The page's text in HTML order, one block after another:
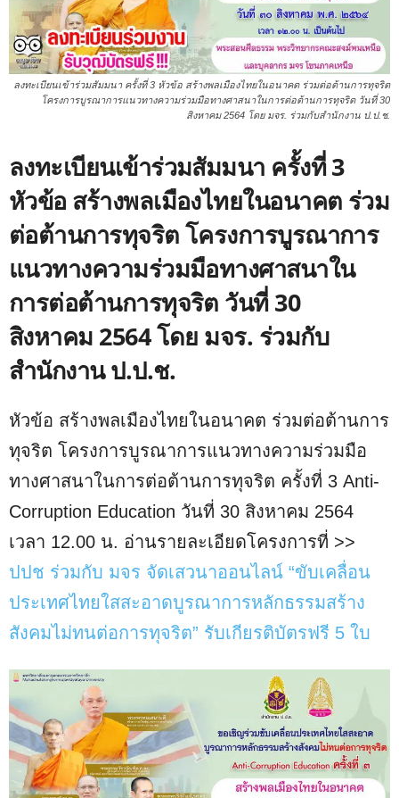
ลงทะเบียนเข้าร่วมสัมมนา ครั้งที่ 3 หัวข้อ สร้างพลเมืองไทยในอนาคต ร่วมต่อต้านการทุจริต
โครงการบูรณาการแนวทางความร่วมมือทางศาสนาในการต่อต้านการทุจริต วันที่ 30
สิงหาคม 2564 โดย มจร. ร่วมกับสำนักงาน ป.ป.ช.
ลงทะเบียนเข้าร่วมสัมมนา ครั้งที่ 3
หัวข้อ สร้างพลเมืองไทยในอนาคต ร่วม
ต่อต้านการทุจริต โครงการบูรณาการ
แนวทางความร่วมมือทางศาสนาใน
การต่อต้านการทุจริต วันที่ 30
สิงหาคม 2564 โดย มจร. ร่วมกับ
สำนักงาน ป.ป.ช.
หัวข้อ สร้างพลเมืองไทยในอนาคต ร่วมต่อต้านการ
ทุจริต โครงการบูรณาการแนวทางความร่วมมือ
ทางศาสนาในการต่อต้านการทุจริต ครั้งที่ 3 Anti-
Corruption Education วันที่ 30 สิงหาคม 2564
เวลา 12.00 น. อ่านรายละเอียดโครงการที่ >>
ปปช ร่วมกับ มจร จัดเสวนาออนไลน์ “ขับเคลื่อน
ประเทศไทยใสสะอาดบูรณาการหลักธรรมสร้าง
สังคมไม่ทนต่อการทุจริต” รับเกียรติบัตรฟรี 5 ใบ